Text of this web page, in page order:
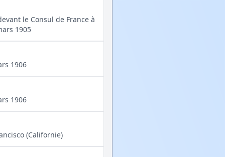
le Consul de France à
1905
1906
1906
(Californie)